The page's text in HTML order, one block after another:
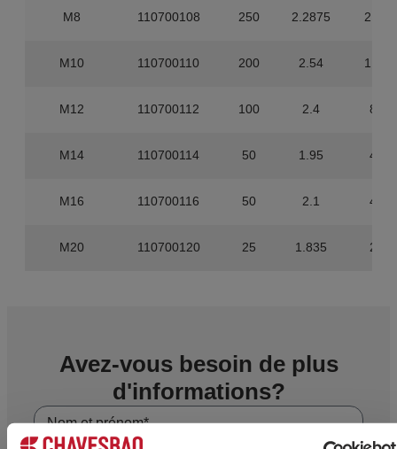
M8 110700108 250 2.2875 2.000
M10 110700110 200 2.54 1.600
M12 110700112 100 2.4 800
M14 110700114 50 1.95 400
M16 110700116 50 2.1 400
M20 110700120 25 1.835 200
Avez-vous besoin de plus
d'informations?